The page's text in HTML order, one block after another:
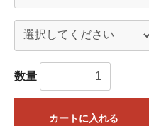
数量
カートに入れる